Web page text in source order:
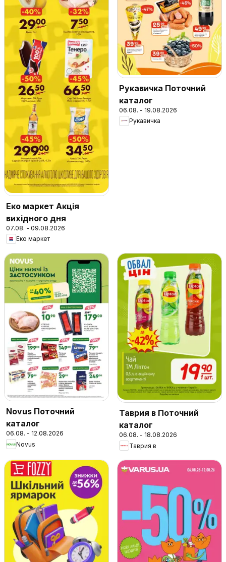
Еко маркет Акція
вихідного дня
07.08. - 09.08.2026
Еко маркет
Рукавичка Поточний
каталог
06.08. - 19.08.2026
Рукавичка
Novus Поточний
каталог
06.08. - 12.08.2026
Novus
Таврия в Поточний
каталог
06.08. - 18.08.2026
Таврия в